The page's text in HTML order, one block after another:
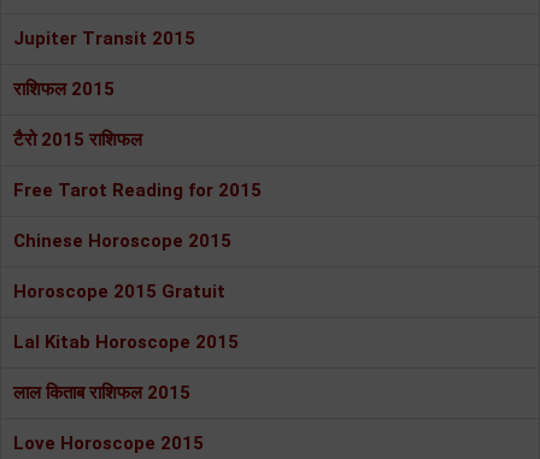
Jupiter Transit 2015
राशिफल 2015
टैरो 2015 राशिफल
Free Tarot Reading for 2015
Chinese Horoscope 2015
Horoscope 2015 Gratuit
Lal Kitab Horoscope 2015
लाल किताब राशिफल 2015
Love Horoscope 2015